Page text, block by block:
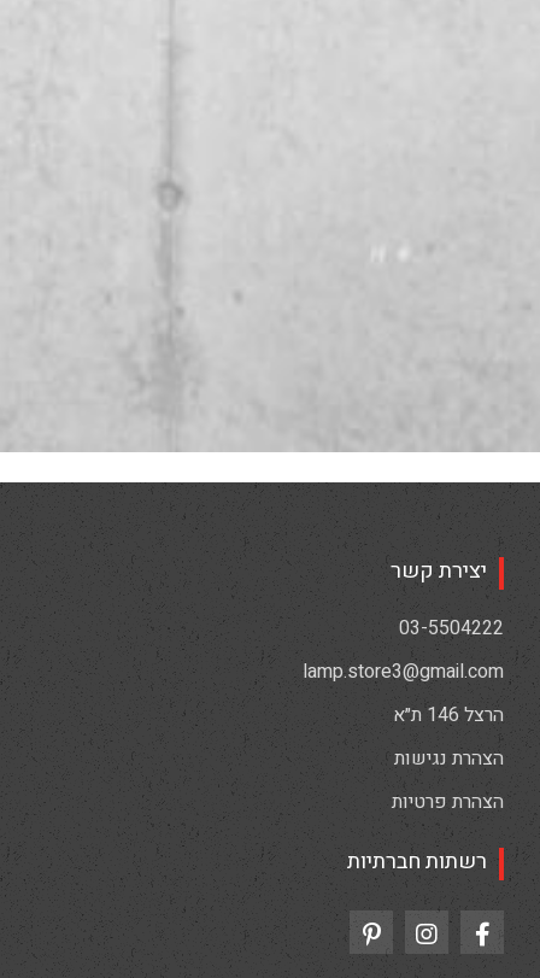
יצירת קשר
03-5504222
lamp.store3@gmail.com
הרצל 146 ת״א
הצהרת נגישות
הצהרת פרטיות
רשתות חברתיות